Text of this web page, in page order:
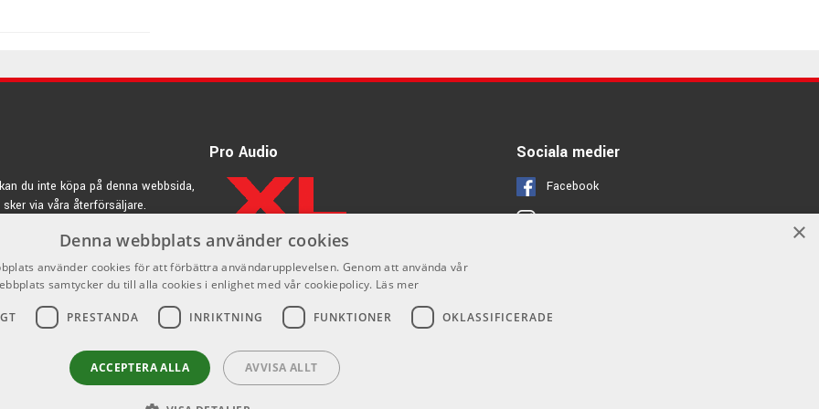
som klarar av allt det ställs inför, som håller
det ser bra ut på scen och att det känns bra i näven.
de mest krävande.
475 kr/st
620 kr/st
125 kr/st
du inte köpa på denna webbsida,
via våra återförsäljare.
Pro Audio Sociala medier
Facebook
Instagram ×
Denna webbplats använder cookies
använder cookies för att förbättra användarupplevelsen. Genom att använda vår
samtycker du till alla cookies i enlighet med vår cookiepolicy. Läs mer
PRESTANDA INRIKTNING FUNKTIONER OKLASSIFICERADE
ACCEPTERA ALLA AVVISA ALLT